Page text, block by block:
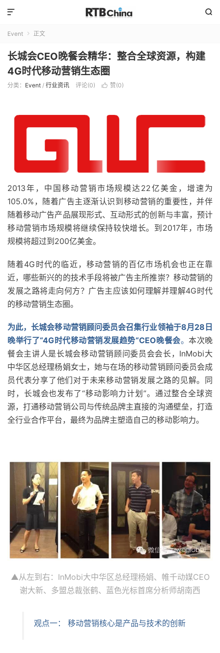


Event  正文
长城会CEO晚餐会精华：整合全球资源，构建
4G时代移动营销生态圈
分类： Event / 行业资讯 评论(0)  赞(0)
2013年，中国移动营销市场规模达22亿美金，增速为
105.0%，随着广告主逐渐认识到移动营销的重要性，并伴
随着移动广告产品展现形式、互动形式的创新与丰富，预计
移动营销市场规模将继续保持较快增长。到2017年，市场
规模将超过到200亿美金。
随着4G时代的临近，移动营销的百亿市场机会也正在靠
近，哪些新兴的的技术手段将被广告主所推崇？移动营销的
发展之路将走向何方？广告主应该如何理解并理解4G时代
的移动营销生态圈。
为此，长城会移动营销顾问委员会召集行业领袖于8月28日
晚举行了“4G时代移动营销发展趋势“CEO晚餐会。 本次晚
餐会主讲人是长城会移动营销顾问委员会会长，InMobi大
中华区总经理杨娟女士，她与在场的移动营销顾问委员会成
员代表分享了他们对于未来移动营销发展之路的见解。同
时，长城会也发布了“移动影响力计划”。通过整合全球资
源，打通移动营销公司与传统品牌主直接的沟通壁垒，打造
全行业合作平台，最终为品牌主塑造自己的移动影响力。
▲从左到右：InMobi大中华区总经理杨娟、帷千动媒CEO
谢大新、多盟总裁张鹤、蓝色光标首席分析师胡南西
观点一： 移动营销核心是产品与技术的创新